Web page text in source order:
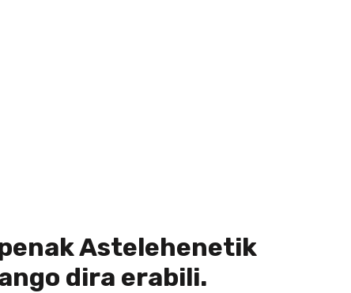
Astelehenetik
dira erabili.